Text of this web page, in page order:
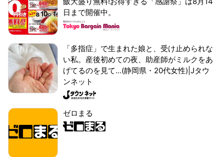
日まで開催中。
「多指症」で生まれた娘と、受け止められな
い私。産後初めての夜、助産師がミルクをあ
げてるのを見て...(静岡県・20代女性)|Jタウ
ンネット
ゼロまる